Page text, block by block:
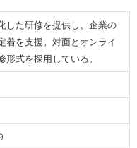
した研修を提供し、企業の
着を支援。対面とオンライ
形式を採用している。